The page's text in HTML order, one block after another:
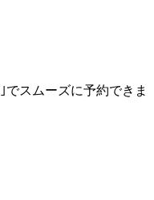
でスムーズに予約できま